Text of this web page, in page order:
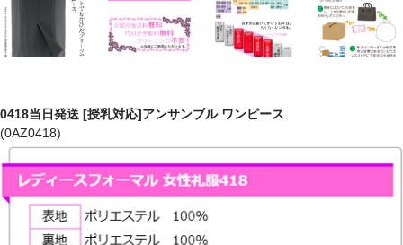
0418当日発送 [授乳対応]アンサンブル ワンピース
(0AZ0418)